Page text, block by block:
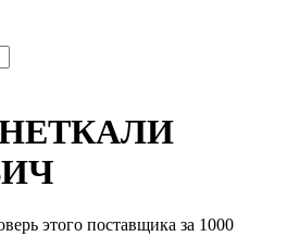
этого поставщика за 1000